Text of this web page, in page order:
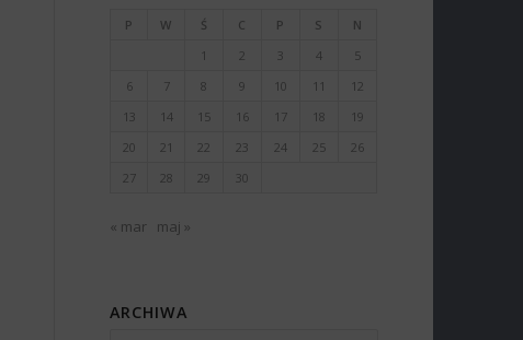
P W Ś C P S
N
1
2 3 4
5
6
7 8 9 10 11
12
13
14 15 16 17 18
19
20
21 22 23 24 25
26
27
28 29 30
« mar maj »
ARCHIWA